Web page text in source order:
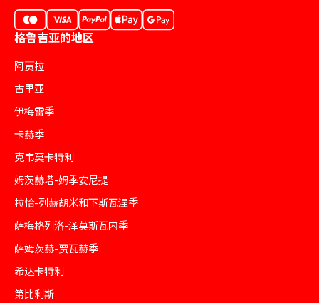
格鲁吉亚的地区
阿贾拉
古里亚
伊梅雷季
卡赫季
克韦莫卡特利
姆茨赫塔-姆季安尼提
拉恰-列赫胡米和下斯瓦涅季
萨梅格列洛-泽莫斯瓦内季
萨姆茨赫-贾瓦赫季
希达卡特利
第比利斯